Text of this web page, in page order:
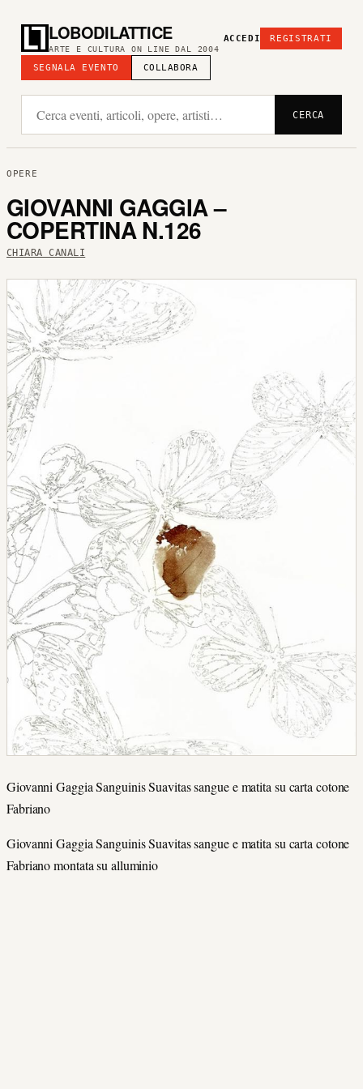
LOBODILATTICE
ARTE E CULTURA ON LINE DAL 2004
SEGNALA EVENTO COLLABORA
ACCEDI REGISTRATI
CERCA
OPERE
GIOVANNI GAGGIA –
COPERTINA N.126
CHIARA CANALI
Giovanni Gaggia Sanguinis Suavitas sangue e matita su carta cotone
Fabriano
Giovanni Gaggia Sanguinis Suavitas sangue e matita su carta cotone
Fabriano montata su alluminio